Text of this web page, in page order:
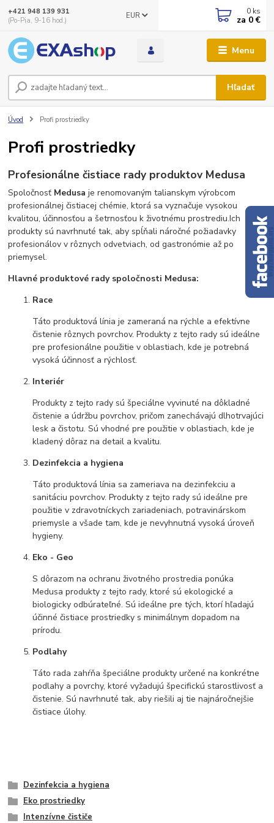
Menu
EUR
Hľadať
+421 948 139 931
(Po-Pia, 9-16 hod.)
0 ks
za 0 €
Úvod Profi prostriedky
Profi prostriedky
Profesionálne čistiace rady produktov Medusa
Spoločnosť Medusaje renomovaným talianskym výrobcom
profesionálnej čistiacej chémie, ktorá sa vyznačuje vysokou
kvalitou, účinnosťou a šetrnosťou k životnému prostrediu.Ich
produkty sú navrhnuté tak, aby spĺňali náročné požiadavky
profesionálov v rôznych odvetviach, od gastronómie až po
priemysel.
Hlavné produktové rady spoločnosti Medusa:
Race
Táto produktová línia je zameraná na rýchle a efektívne
čistenie rôznych povrchov. Produkty z tejto rady sú ideálne
pre profesionálne použitie v oblastiach, kde je potrebná
vysoká účinnosť a rýchlosť.
Interiér
Produkty z tejto rady sú špeciálne vyvinuté na dôkladné
čistenie a údržbu povrchov, pričom zanechávajú dlhotrvajúci
lesk a čistotu. Sú vhodné pre použitie v oblastiach, kde je
kladený dôraz na detail a kvalitu.
Dezinfekcia a hygiena
Táto produktová línia sa zameriava na dezinfekciu a
sanitáciu povrchov. Produkty z tejto rady sú ideálne pre
použitie v zdravotníckych zariadeniach, potravinárskom
priemysle a všade tam, kde je nevyhnutná vysoká úroveň
hygieny.
Eko - Geo
S dôrazom na ochranu životného prostredia ponúka
Medusa produkty z tejto rady, ktoré sú ekologické a
biologicky odbúrateľné. Sú ideálne pre tých, ktorí hľadajú
účinné čistiace prostriedky s minimálnym dopadom na
prírodu.
Podlahy
Táto rada zahŕňa špeciálne produkty určené na konkrétne
podlahy a povrchy, ktoré vyžadujú špecifickú starostlivosť a
čistenie. Sú navrhnuté tak, aby riešili aj tie najnáročnejšie
čistiace úlohy.
Dezinfekcia a hygiena
Eko prostriedky
Intenzívne čističe